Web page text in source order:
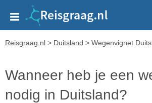
Reisgraag.nl > Duitsland > Wegenvignet
Wanneer heb je een
nodig in Duitsland?